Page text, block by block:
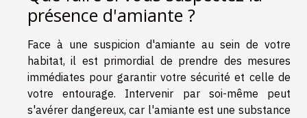
présence d'amiante ?
Face à une suspicion d'amiante au sein de votre
habitat, il est primordial de prendre des mesures
immédiates pour garantir votre sécurité et celle de
votre entourage. Intervenir par soi-même peut
s'avérer dangereux, car l'amiante est une substance